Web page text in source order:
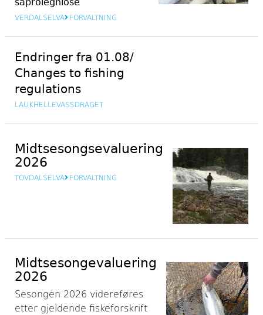
VERDALSELVA FORVALTNING
Endringer fra 01.08/
Changes to fishing
regulations
LAUKHELLEVASSDRAGET
Midtsesongsevaluering
2026
TOVDALSELVA FORVALTNING
Midtsesongevaluering
2026
Sesongen 2026 videreføres
etter gjeldende fiskeforskrift